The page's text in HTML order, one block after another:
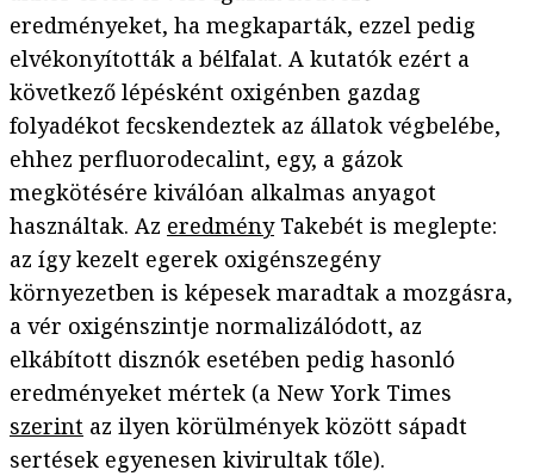
eredményeket, ha megkaparták, ezzel pedig
elvékonyították a bélfalat. A kutatók ezért a
következő lépésként oxigénben gazdag
folyadékot fecskendeztek az állatok végbelébe,
ehhez perfluorodecalint, egy, a gázok
megkötésére kiválóan alkalmas anyagot
használtak. Az eredményTakebét is meglepte:
az így kezelt egerek oxigénszegény
környezetben is képesek maradtak a mozgásra,
a vér oxigénszintje normalizálódott, az
elkábított disznók esetében pedig hasonló
eredményeket mértek (a New York Times
szerint az ilyen körülmények között sápadt
sertések egyenesen kivirultak tőle).